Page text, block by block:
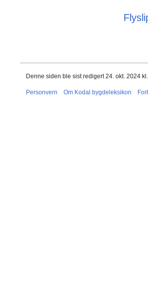
Omdirigering til:
Denne siden ble sist redigert 24. okt. 2024
Personvern Om Kodal bygdeleksikon